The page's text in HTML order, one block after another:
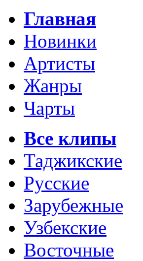
Главная
Новинки
Артисты
Жанры
Чарты
Все клипы
Таджикские
Русские
Зарубежные
Узбекские
Восточные